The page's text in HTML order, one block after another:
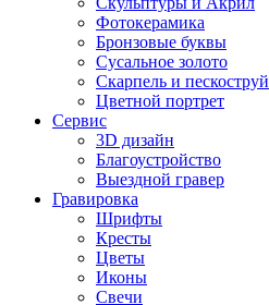
Фотокерамика
Бронзовые буквы
Сусальное золото
Скарпель и пескоструй
Цветной портрет
Сервис
3D дизайн
Благоустройство
Выездной гравер
Гравировка
Шрифты
Кресты
Цветы
Иконы
Свечи